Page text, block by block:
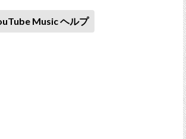
Music ヘルプ